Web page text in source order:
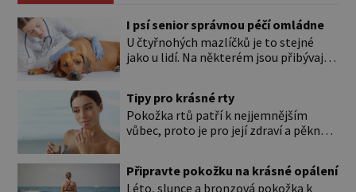
I psí senior správnou péčí omládne
U čtyřnohých mazlíčků je to stejné
jako u lidí. Na některém jsou přibývající
Přesto byste si měli staršího psa více
všímat, aby vám neunikly důležité
signály, že něco není v pořádku. Včasná
život. Hůře tráví U starších […]
Tipy pro krásné rty
Pokožka rtů patří k nejjemnějším
vůbec, proto je pro její zdraví a pěkný
ale také mnohem tenčí povrchovou
Připravte pokožku na krásné opálení
Léto, slunce a bronzová pokožka k